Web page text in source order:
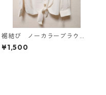
裾結び ノーカラーブラウ
ス ３Ｌ アイボリー KAE-
4813
¥1,500